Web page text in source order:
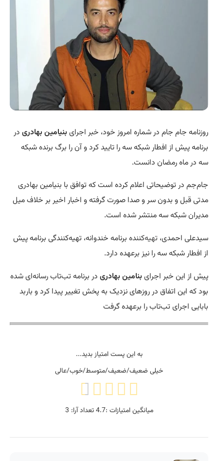
روزنامه جام جام در شماره امروز خود، خبر اجرایبنیامین بهادری در
برنامه پیش از افطار شبکه سه را تایید کرد و آن را برگ برنده شبکه
سه در ماه رمضان دانست.
جام‌جم در توضیحاتی اعلام کرده است که توافق با بنیامین بهادری
مدتی قبل و بدون سر و صدا صورت گرفته و اخبار اخیر بر خلاف میل
مدیران شبکه سه منتشر شده است.
سیدعلی احمدی، تهیه‌کننده برنامه خندوانه، تهیه‌کنندگی برنامه پیش
از افطار شبکه سه را نیز برعهده دارد.
پیش از این خبر اجرایبنامین بهادری در برنامه تب‌تاب رسانه‌ای شده
بود که این اتفاق در روزهای نزدیک به پخش تغییر پیدا کرد و باربد
بابایی اجرای تب‌تاب را برعهده گرفت
به این پست امتیاز بدید...
خیلی ضعیف/ضعیف/متوسط/خوب/عالی
میانگین امتیازات :4.7تعداد آرا: 3